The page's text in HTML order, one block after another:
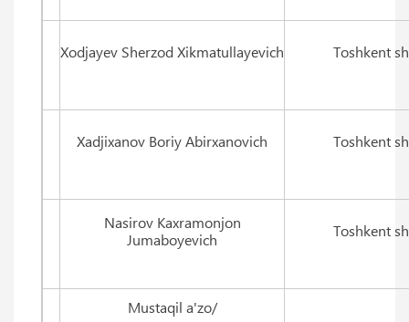
Xodjayev Sherzod Xikmatullayevich Toshkent
Xadjixanov Boriy Abirxanovich Toshkent
Nasirov Kaxramonjon
Jumaboyevich
Toshkent
Mustaqil a'zo/